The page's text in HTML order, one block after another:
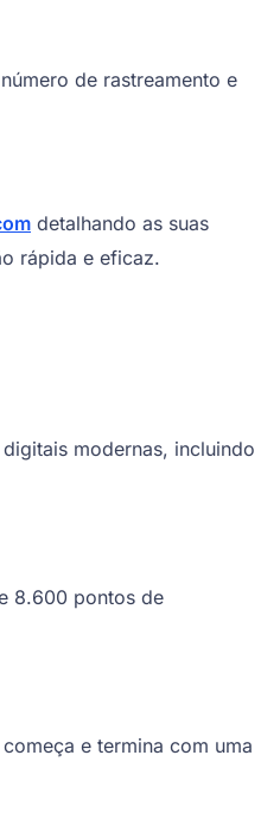
de rastreamento e
detalhando as suas
rápida e eficaz.
modernas, incluindo
8.600 pontos de
e termina com uma